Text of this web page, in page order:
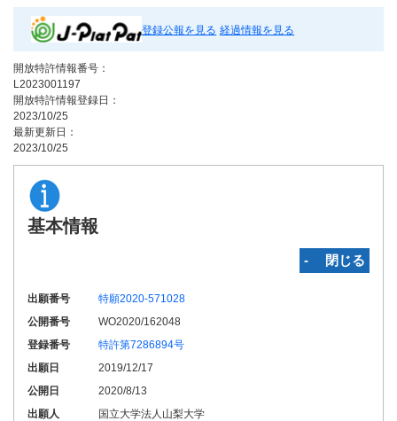
登録公報を見る 経過情報を見る
開放特許情報番号：
L2023001197
開放特許情報登録日：
2023/10/25
最新更新日：
2023/10/25
基本情報
‐ 閉じる
出願番号
特願2020-571028
公開番号
WO2020/162048
登録番号
特許第7286894号
出願日
2019/12/17
公開日
2020/8/13
出願人
国立大学法人山梨大学